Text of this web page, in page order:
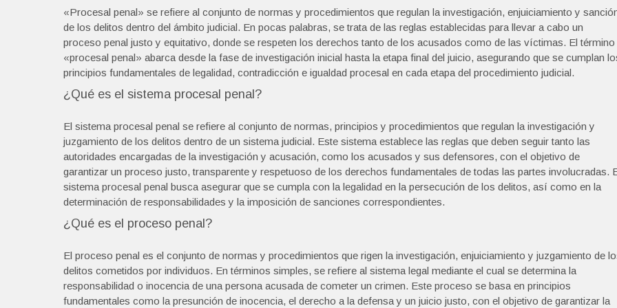
«Procesal penal» se refiere al conjunto de normas y procedimientos que regulan la investigación, enjuiciamiento y
de los delitos dentro del ámbito judicial. En pocas palabras, se trata de las reglas establecidas para llevar a cabo un
proceso penal justo y equitativo, donde se respeten los derechos tanto de los acusados como de las víctimas. El término
«procesal penal» abarca desde la fase de investigación inicial hasta la etapa final del juicio, asegurando que se cumplan
principios fundamentales de legalidad, contradicción e igualdad procesal en cada etapa del procedimiento judicial.
¿Qué es el sistema procesal penal?
El sistema procesal penal se refiere al conjunto de normas, principios y procedimientos que regulan la investigación y
juzgamiento de los delitos dentro de un sistema judicial. Este sistema establece las reglas que deben seguir tanto las
autoridades encargadas de la investigación y acusación, como los acusados y sus defensores, con el objetivo de
garantizar un proceso justo, transparente y respetuoso de los derechos fundamentales de todas las partes involucradas.
sistema procesal penal busca asegurar que se cumpla con la legalidad en la persecución de los delitos, así como en la
determinación de responsabilidades y la imposición de sanciones correspondientes.
¿Qué es el proceso penal?
El proceso penal es el conjunto de normas y procedimientos que rigen la investigación, enjuiciamiento y juzgamiento de
delitos cometidos por individuos. En términos simples, se refiere al sistema legal mediante el cual se determina la
responsabilidad o inocencia de una persona acusada de cometer un crimen. Este proceso se basa en principios
fundamentales como la presunción de inocencia, el derecho a la defensa y un juicio justo, con el objetivo de garantizar la